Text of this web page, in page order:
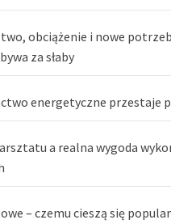
obciążenie i nowe
za słaby
energetyczne przestaje
a realna wygoda
– czemu cieszą się